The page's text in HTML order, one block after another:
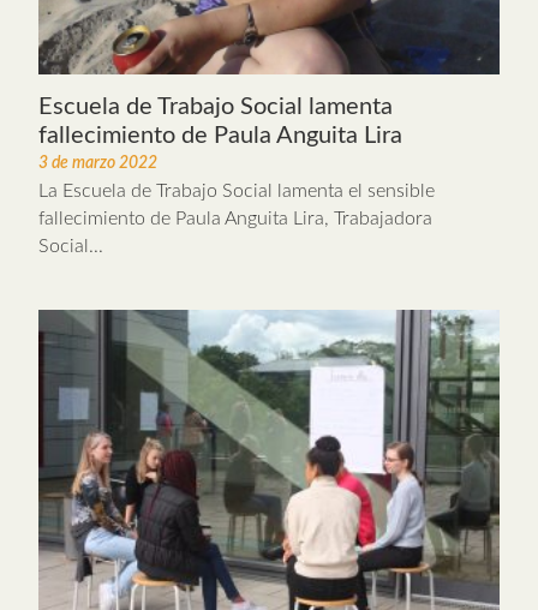
Escuela de Trabajo Social lamenta
fallecimiento de Paula Anguita Lira
3 de marzo 2022
La Escuela de Trabajo Social lamenta el sensible
fallecimiento de Paula Anguita Lira, Trabajadora
Social...